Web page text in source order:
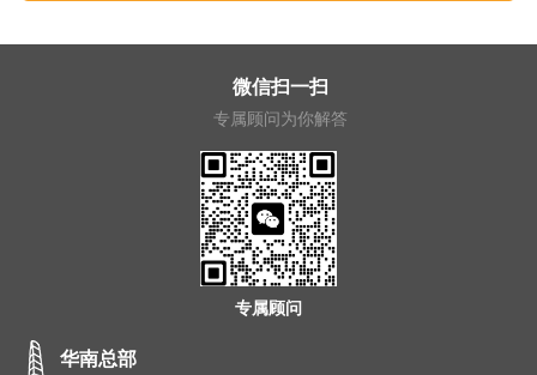
专属顾问
微信扫一扫
专属顾问为你解答
华南总部